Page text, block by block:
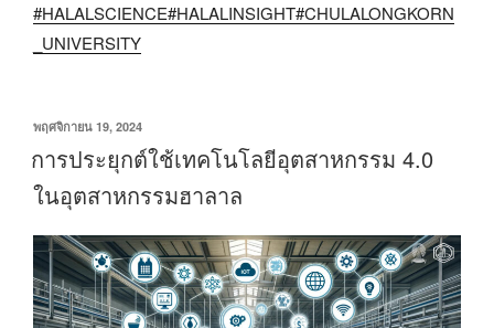
#HALALSCIENCE#HALALINSIGHT#CHULALONGKORN
_UNIVERSITY
เขียน
ที่
พฤศจิกายน 19, 2024
การประยุกต์ใช้เทคโนโลยีอุตสาหกรรม 4.0
ในอุตสาหกรรมฮาลาล